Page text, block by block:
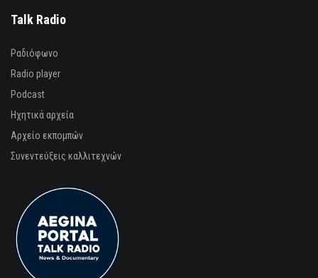
Talk Radio
Ραδιόφωνο
Radio player
Podcast
Ηχητικά αρχεία
Αρχείο εκπομπών
Συνεντεύξεις καλλιτεχνών